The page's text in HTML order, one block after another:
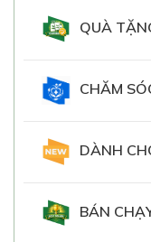
QUÀ
CHĂM
DÀNH
BÁN